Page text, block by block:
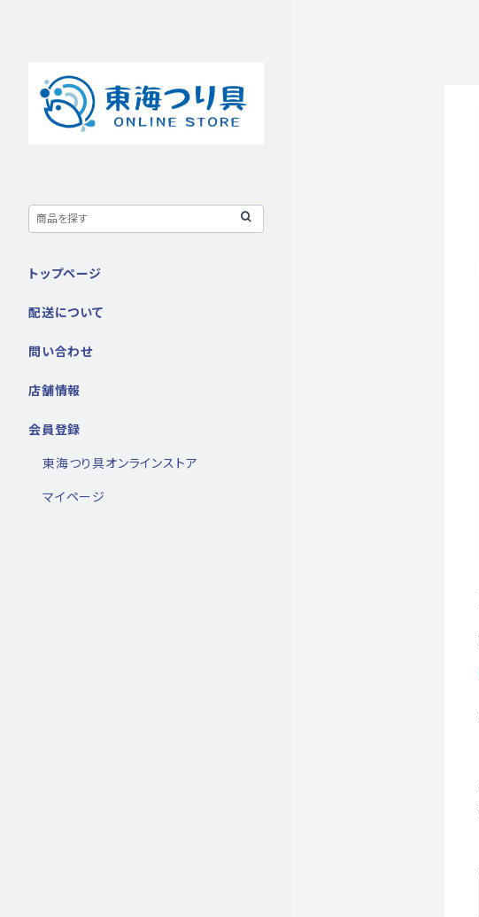
トップページ
配送について
問い合わせ
店舗情報
会員登録
東海つり具オンラインストア
マイページ